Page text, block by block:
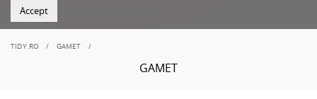
Accept
TIDY.RO GAMET
GAMET